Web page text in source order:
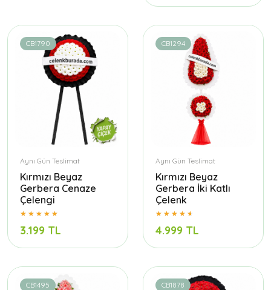
CB1790
Aynı Gün Teslimat
Kırmızı Beyaz
Gerbera Cenaze
Çelengi
3.199 TL
CB1294
Aynı Gün Teslimat
Kırmızı Beyaz
Gerbera İki Katlı
Çelenk
4.999 TL
CB1495 CB1878